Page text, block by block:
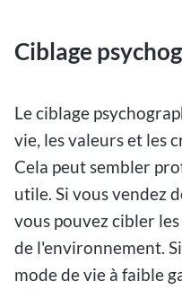
Ciblage
Le ciblage
vie, les valeurs et les
Cela peut sembler
utile. Si vous vendez
vous pouvez cibler
de l'environnement.
mode de vie à faible